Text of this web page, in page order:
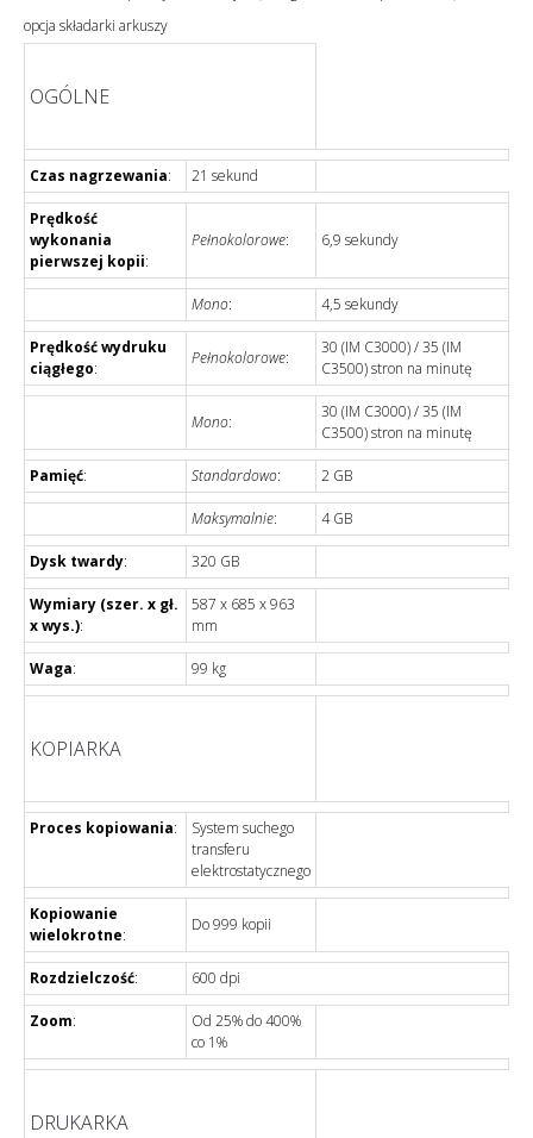
opcja składarki arkuszy
OGÓLNE
Czas nagrzewania: 21 sekund
Prędkość
wykonania
pierwszej kopii:
Pełnokolorowe: 6,9 sekundy
Mono: 4,5 sekundy
Prędkość wydruku
ciągłego:
Pełnokolorowe:
30 (IM C3000) / 35 (IM
C3500) stron na minutę
Mono:
30 (IM C3000) / 35 (IM
C3500) stron na minutę
Pamięć: Standardowo: 2 GB
Maksymalnie: 4 GB
Dysk twardy: 320 GB
Wymiary (szer. x gł.
x wys.):
587 x 685 x 963
mm
Waga: 99 kg
KOPIARKA
Proces kopiowania:
System suchego
transferu
elektrostatycznego
Kopiowanie
wielokrotne:
Do 999 kopii
Rozdzielczość: 600 dpi
Zoom:
Od 25% do 400%
co 1%
DRUKARKA